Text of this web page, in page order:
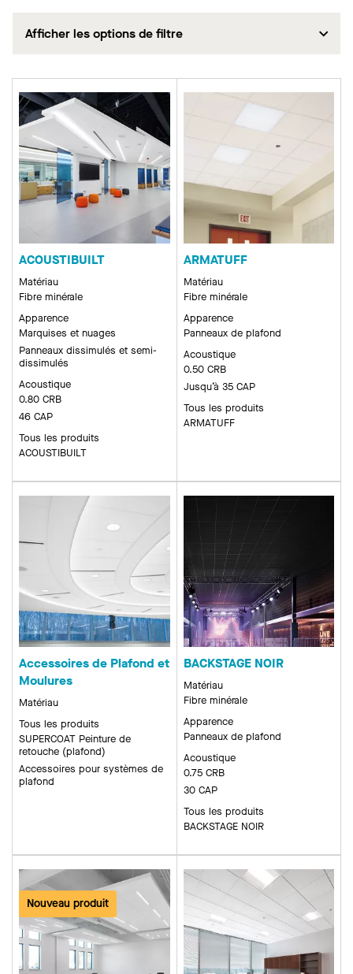
Afficher les options de filtre
ACOUSTIBUILT
Matériau
Fibre minérale
Apparence
Marquises et nuages
Panneaux dissimulés et semi-
dissimulés
Acoustique
0.80 CRB
46 CAP
Tous les produits
ACOUSTIBUILT
ARMATUFF
Matériau
Fibre minérale
Apparence
Panneaux de plafond
Acoustique
0.50 CRB
Jusqu’à 35 CAP
Tous les produits
ARMATUFF
Accessoires de Plafond et
Moulures
Matériau
Tous les produits
SUPERCOAT Peinture de
retouche (plafond)
Accessoires pour systèmes de
plafond
BACKSTAGE NOIR
Matériau
Fibre minérale
Apparence
Panneaux de plafond
Acoustique
0.75 CRB
30 CAP
Tous les produits
BACKSTAGE NOIR
Nouveau produit